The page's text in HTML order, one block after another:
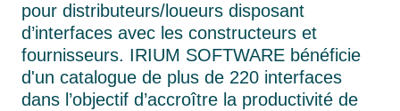
pour distributeurs/loueurs disposant
d’interfaces avec les constructeurs et
fournisseurs. IRIUM SOFTWARE bénéficie
d'un catalogue de plus de 220 interfaces
dans l’objectif d’accroître la productivité de